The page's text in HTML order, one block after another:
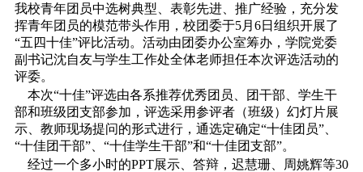
我校青年团员中选树典型、表彰先进、推广经验，充分发
挥青年团员的模范带头作用，校团委于5月6日组织开展了
“五四十佳”评比活动。活动由团委办公室筹办，学院党委
副书记沈自友与学生工作处全体老师担任本次评选活动的
评委。
本次“十佳”评选由各系推荐优秀团员、团干部、学生干
部和班级团支部参加，评选采用参评者（班级）幻灯片展
示、教师现场提问的形式进行，通选定确定“十佳团员”、
“十佳团干部”、“十佳学生干部”和“十佳团支部”。
经过一个多小时的PPT展示、答辩，迟慧珊、周姚辉等30